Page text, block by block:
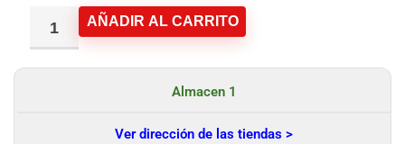
AÑADIR AL CARRITO
Almacen 1
Ver dirección de las tiendas >